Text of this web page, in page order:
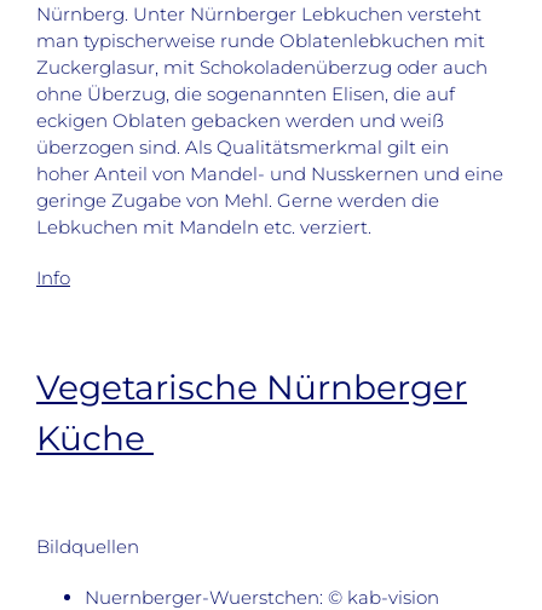
Nürnberg. Unter Nürnberger Lebkuchen versteht
man typischerweise runde Oblatenlebkuchen mit
Zuckerglasur, mit Schokoladenüberzug oder auch
ohne Überzug, die sogenannten Elisen, die auf
eckigen Oblaten gebacken werden und weiß
überzogen sind. Als Qualitätsmerkmal gilt ein
hoher Anteil von Mandel- und Nusskernen und eine
geringe Zugabe von Mehl. Gerne werden die
Lebkuchen mit Mandeln etc. verziert.
Info
Vegetarische Nürnberger
Küche
Bildquellen
Nuernberger-Wuerstchen: © kab-vision